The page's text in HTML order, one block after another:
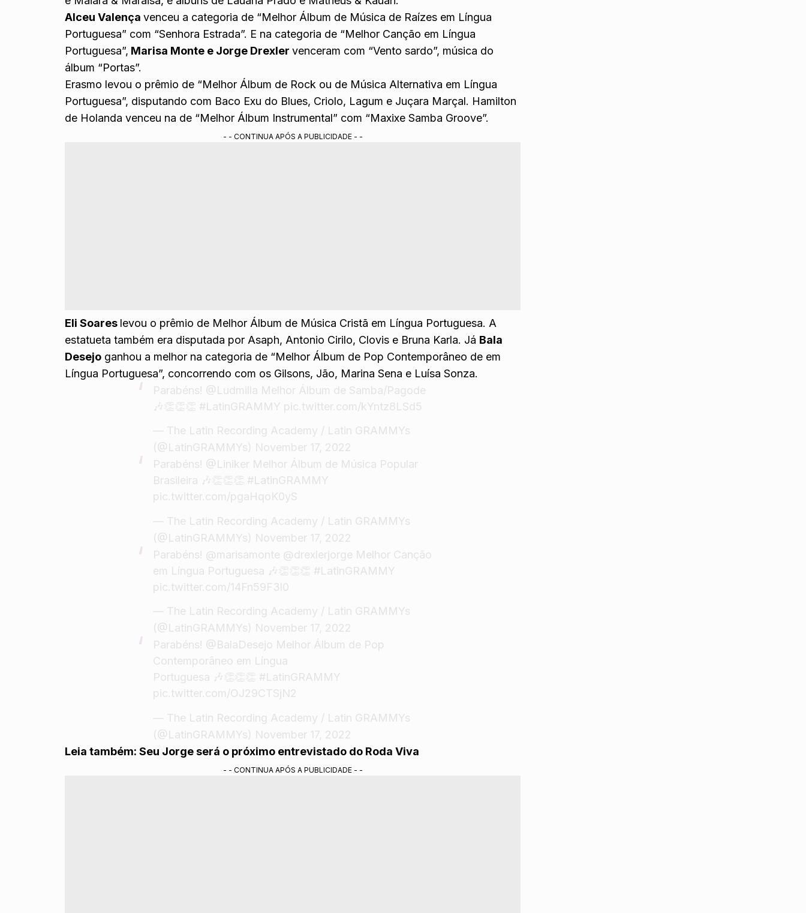
Alceu Valençavenceu a categoria de “Melhor Álbum de Música de Raízes em Língua
Portuguesa” com “Senhora Estrada”. E na categoria de “Melhor Canção em Língua
Portuguesa”, Marisa Monte e Jorge Drexlervenceram com “Vento sardo”, música do
álbum “Portas”.
Erasmo levou o prêmio de “Melhor Álbum de Rock ou de Música Alternativa em Língua
Portuguesa”, disputando com Baco Exu do Blues, Criolo, Lagum e Juçara Marçal. Hamilton
de Holanda venceu na de “Melhor Álbum Instrumental” com “Maxixe Samba Groove”.
- - CONTINUA APÓS A PUBLICIDADE - -
Eli Soares levou o prêmio de Melhor Álbum de Música Cristã em Língua Portuguesa. A
estatueta também era disputada por Asaph, Antonio Cirilo, Clovis e Bruna Karla. Já Bala
Desejo ganhou a melhor na categoria de “Melhor Álbum de Pop Contemporâneo de em
Língua Portuguesa”, concorrendo com os Gilsons, Jão, Marina Sena e Luísa Sonza.
Parabéns! @Ludmilla Melhor Álbum de Samba/Pagode
🎶👏👏👏 #LatinGRAMMY pic.twitter.com/kYntz8LSd5
— The Latin Recording Academy / Latin GRAMMYs
(@LatinGRAMMYs) November 17, 2022
Parabéns! @Liniker Melhor Álbum de Música Popular
Brasileira 🎶👏👏👏 #LatinGRAMMY
pic.twitter.com/pgaHqoK0yS
— The Latin Recording Academy / Latin GRAMMYs
(@LatinGRAMMYs) November 17, 2022
Parabéns! @marisamonte @drexlerjorge Melhor Canção
em Língua Portuguesa 🎶👏👏👏 #LatinGRAMMY
pic.twitter.com/14Fn59F3l0
— The Latin Recording Academy / Latin GRAMMYs
(@LatinGRAMMYs) November 17, 2022
Parabéns! @BalaDesejo Melhor Álbum de Pop
Contemporâneo em Língua
Portuguesa 🎶👏👏👏 #LatinGRAMMY
pic.twitter.com/OJ29CTSjN2
— The Latin Recording Academy / Latin GRAMMYs
(@LatinGRAMMYs) November 17, 2022
Leia também:Seu Jorge será o próximo entrevistado do Roda Viva
- - CONTINUA APÓS A PUBLICIDADE - -